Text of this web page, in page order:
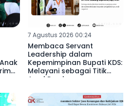
7 Agustus 2026 00:24
Membaca Servant
Leadership dalam
Kepemimpinan Bupati KDS:
Melayani sebagai Titik
Awal Pembangunan